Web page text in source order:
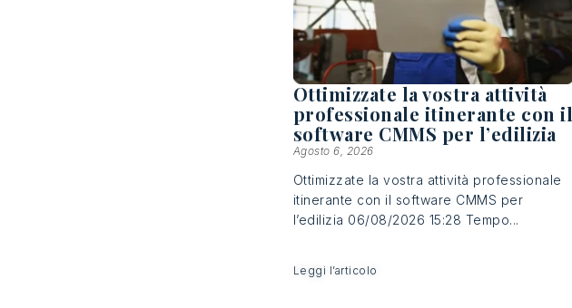
Ottimizzate la vostra attività
professionale itinerante con il
software CMMS per l’edilizia
Agosto 6, 2026
Ottimizzate la vostra attività professionale
itinerante con il software CMMS per
l’edilizia 06/08/2026 15:28 Tempo...
Leggi l’articolo